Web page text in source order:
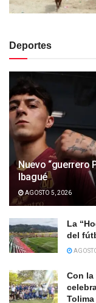
Deportes
Nuevo “guerrero
Ibagué
AGOSTO 5, 2026
La
del
Con
Tolima